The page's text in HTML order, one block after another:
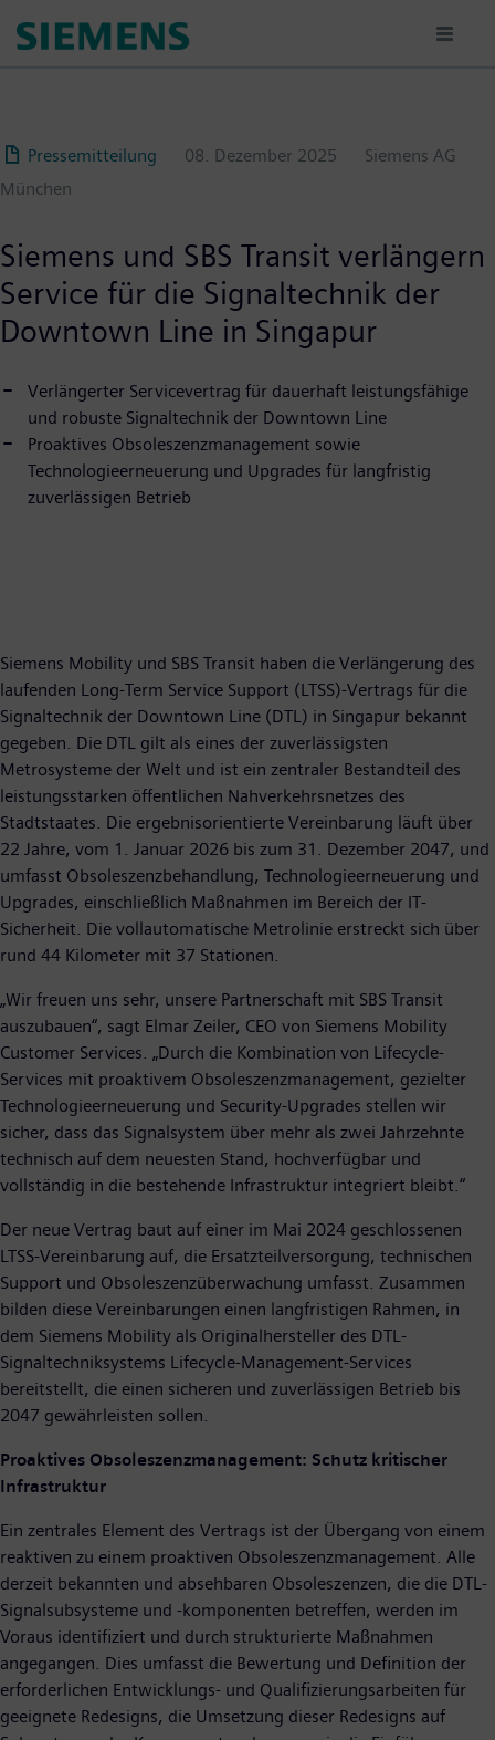
para
Pressemitteilung
08. Dezember 2025
Siemens AG
München
Siemens und SBS Transit verlängern
Service für die Signaltechnik der
Downtown Line in Singapur
Verlängerter Servicevertrag für dauerhaft leistungsfähige
und robuste Signaltechnik der Downtown Line
Proaktives Obsoleszenzmanagement sowie
Technologieerneuerung und Upgrades für langfristig
zuverlässigen Betrieb
Siemens Mobility und SBS Transit haben die Verlängerung des
laufenden Long-Term Service Support (LTSS)-Vertrags für die
Signaltechnik der Downtown Line (DTL) in Singapur bekannt
gegeben. Die DTL gilt als eines der zuverlässigsten
Metrosysteme der Welt und ist ein zentraler Bestandteil des
leistungsstarken öffentlichen Nahverkehrsnetzes des
Stadtstaates. Die ergebnisorientierte Vereinbarung läuft über
22 Jahre, vom 1. Januar 2026 bis zum 31. Dezember 2047, und
umfasst Obsoleszenzbehandlung, Technologieerneuerung und
Upgrades, einschließlich Maßnahmen im Bereich der IT-
Sicherheit. Die vollautomatische Metrolinie erstreckt sich über
rund 44 Kilometer mit 37 Stationen.
„Wir freuen uns sehr, unsere Partnerschaft mit SBS Transit
auszubauen“, sagt Elmar Zeiler, CEO von Siemens Mobility
Customer Services. „Durch die Kombination von Lifecycle-
Services mit proaktivem Obsoleszenzmanagement, gezielter
Technologieerneuerung und Security-Upgrades stellen wir
sicher, dass das Signalsystem über mehr als zwei Jahrzehnte
technisch auf dem neuesten Stand, hochverfügbar und
vollständig in die bestehende Infrastruktur integriert bleibt.“
Der neue Vertrag baut auf einer im Mai 2024 geschlossenen
LTSS-Vereinbarung auf, die Ersatzteilversorgung, technischen
Support und Obsoleszenzüberwachung umfasst. Zusammen
bilden diese Vereinbarungen einen langfristigen Rahmen, in
dem Siemens Mobility als Originalhersteller des DTL-
Signaltechniksystems Lifecycle-Management-Services
bereitstellt, die einen sicheren und zuverlässigen Betrieb bis
2047 gewährleisten sollen.
Proaktives Obsoleszenzmanagement: Schutz kritischer
Infrastruktur
Ein zentrales Element des Vertrags ist der Übergang von einem
reaktiven zu einem proaktiven Obsoleszenzmanagement. Alle
derzeit bekannten und absehbaren Obsoleszenzen, die die DTL-
Signalsubsysteme und -komponenten betreffen, werden im
Voraus identifiziert und durch strukturierte Maßnahmen
angegangen. Dies umfasst die Bewertung und Definition der
erforderlichen Entwicklungs- und Qualifizierungsarbeiten für
geeignete Redesigns, die Umsetzung dieser Redesigns auf